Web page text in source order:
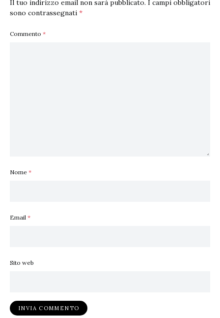
Il tuo indirizzo email non sarà pubblicato. I campi obbligatori
sono contrassegnati *
Commento *
Nome *
Email *
Sito web